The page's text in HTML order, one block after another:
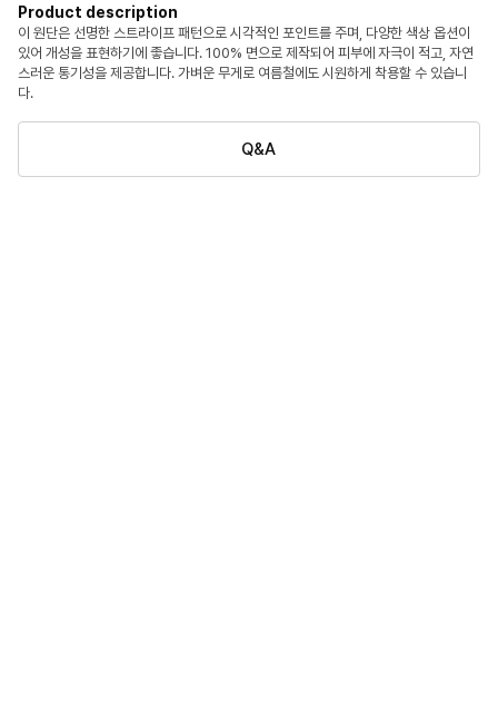
Product description
이 원단은 선명한 스트라이프 패턴으로 시각적인 포인트를 주며, 다양한 색상 옵션이
있어 개성을 표현하기에 좋습니다. 100% 면으로 제작되어 피부에 자극이 적고, 자연
스러운 통기성을 제공합니다. 가벼운 무게로 여름철에도 시원하게 착용할 수 있습니
다.
Q&A